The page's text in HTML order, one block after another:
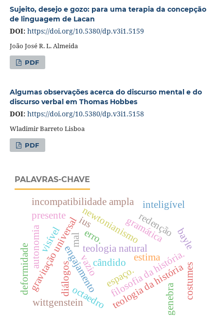
Sujeito, desejo e gozo: para uma terapia da concepção
de linguagem de Lacan
DOI: https://doi.org/10.5380/dp.v3i1.5159
João José R. L. Almeida
PDF
Algumas observações acerca do discurso mental e do
discurso verbal em Thomas Hobbes
DOI: https://doi.org/10.5380/dp.v3i1.5158
Wladimir Barreto Lisboa
PDF
PALAVRAS-CHAVE
mal
teologia natural
gravitação universal espaço.
vazio
newtonianismo
filosofia da história.
cândido
engajamento
erro. redenção
teologia da história
bayle
genebra
diálogos
gramática
incompatibilidade ampla
octaedro
wittgenstein
inteligível
visível
deformidade
presente ius
estima
autonomia
costumes